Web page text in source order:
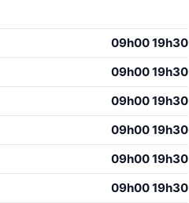
09h00 19h30
09h00 19h30
09h00 19h30
09h00 19h30
09h00 19h30
09h00 19h30